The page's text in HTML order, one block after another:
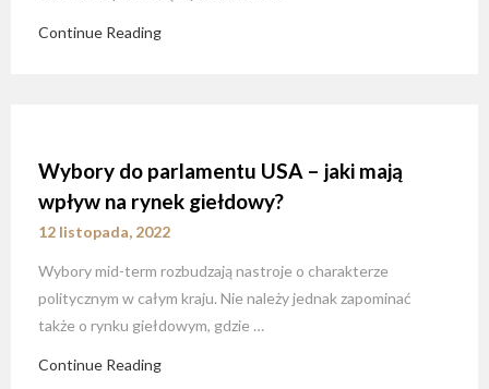
Continue Reading
Wybory do parlamentu USA – jaki mają
wpływ na rynek giełdowy?
12 listopada, 2022
Wybory mid-term rozbudzają nastroje o charakterze
politycznym w całym kraju. Nie należy jednak zapominać
także o rynku giełdowym, gdzie …
Continue Reading